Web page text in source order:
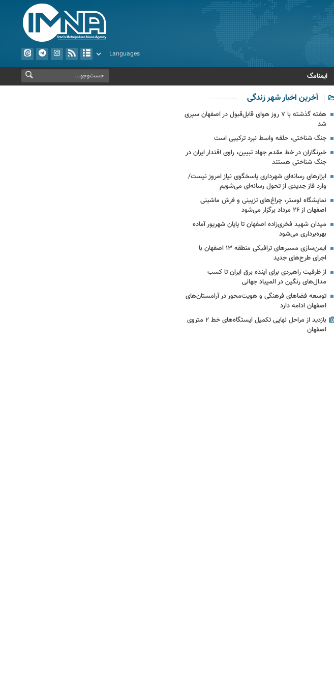
ایمنامگ
آخرین اخبار شهر زندگی
هفته گذشته با ۷ روز هوای قابل‌قبول در اصفهان سپری
شد
جنگ شناختی، حلقه واسط نبرد ترکیبی است
خبرنگاران در خط مقدم جهاد تبیین، راوی اقتدار ایران در
جنگ شناختی هستند
ابزارهای رسانه‌ای شهرداری پاسخگوی نیاز امروز نیست/
وارد فاز جدیدی از تحول رسانه‌ای می‌شویم
نمایشگاه لوستر، چراغ‌های تزیینی و فرش ماشینی
اصفهان از ۲۶ مرداد برگزار می‌شود
میدان شهید فخری‌زاده اصفهان تا پایان شهریور آماده
بهره‌برداری می‌شود
ایمن‌سازی مسیرهای ترافیکی منطقه ۱۳ اصفهان با
اجرای طرح‌های جدید
از ظرفیت راهبردی برای آینده برق ایران تا کسب
مدال‌های رنگین در المپیاد جهانی
توسعه فضاهای فرهنگی و هویت‌محور در آرامستان‌های
اصفهان ادامه دارد
بازدید از مراحل نهایی تکمیل ایستگاه‌های خط ۲ متروی
اصفهان